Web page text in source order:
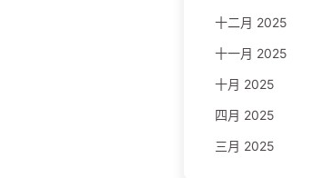
十二月 2025
十一月 2025
十月 2025
四月 2025
三月 2025